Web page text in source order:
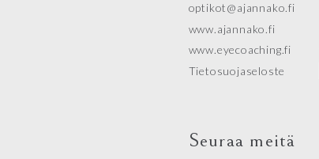
optikot@ajannako.fi
www.ajannako.fi
www.eyecoaching.fi
Tietosuojaseloste
Seuraa meitä